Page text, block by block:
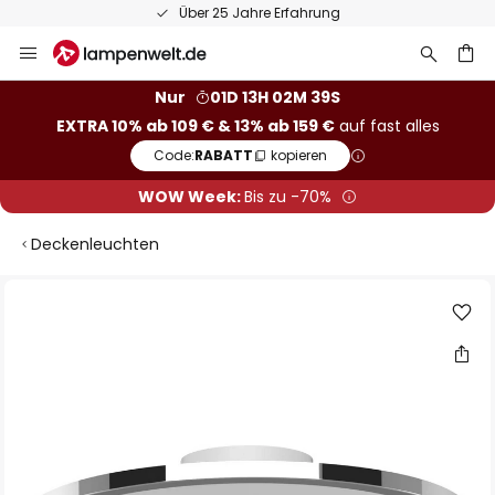
Über 25 Jahre Erfahrung
Inhalt
Nur
01D 13H 02M 38S
EXTRA 10% ab 109 € & 13% ab 159 €auf fast alles
Code:RABATT kopieren
WOW Week:Bis zu -70%
Deckenleuchten